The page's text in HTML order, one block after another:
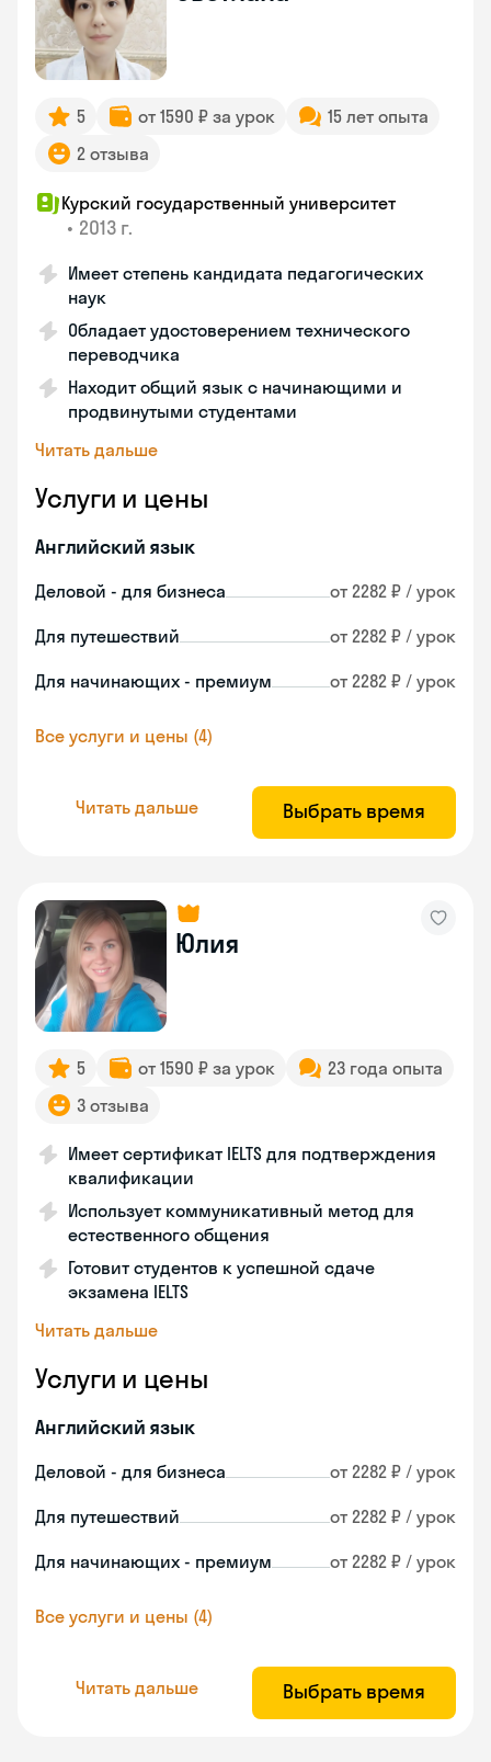
5 от 1590 ₽ за урок
15 лет опыта
2 отзыва
Курский государственный университет
• 2013 г.
Имеет степень кандидата педагогических
наук
Обладает удостоверением технического
переводчика
Находит общий язык с начинающими и
продвинутыми студентами
Читать дальше
Услуги и цены
Английский язык
Деловой - для бизнеса от 2282 ₽ / урок
Для путешествий от 2282 ₽ / урок
Для начинающих - премиум от 2282 ₽ / урок
Все услуги и цены (4)
Читать дальше Выбрать время
Юлия
5 от 1590 ₽ за урок
23 года опыта
3 отзыва
Имеет сертификат IELTS для подтверждения
квалификации
Использует коммуникативный метод для
естественного общения
Готовит студентов к успешной сдаче
экзамена IELTS
Читать дальше
Услуги и цены
Английский язык
Деловой - для бизнеса от 2282 ₽ / урок
Для путешествий от 2282 ₽ / урок
Для начинающих - премиум от 2282 ₽ / урок
Все услуги и цены (4)
Читать дальше Выбрать время